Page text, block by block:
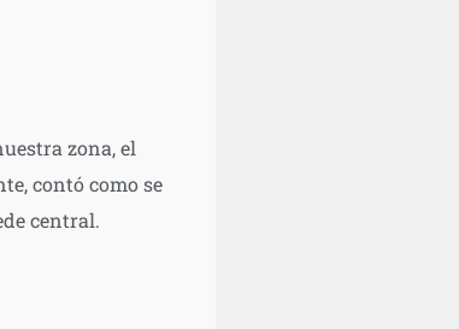
zona, el
contó como se
central.